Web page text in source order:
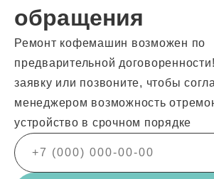
обращения
Ремонт кофемашин возможен по
предварительной
заявку или позвоните, чтобы
менеджером возможность
устройство в срочном порядке